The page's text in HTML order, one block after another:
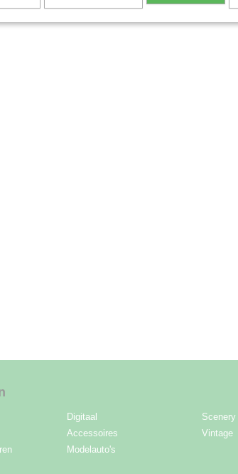
Digitaal
Accessoires
Modelauto's
Scenery
Vintage